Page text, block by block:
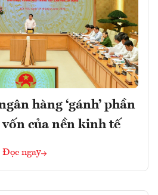
hàng ‘gánh’ phần
của nền kinh tế
Đọc ngay